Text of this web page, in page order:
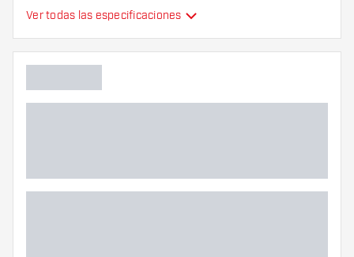
Tipo
Flexibilidad
Ver todas las especificaciones